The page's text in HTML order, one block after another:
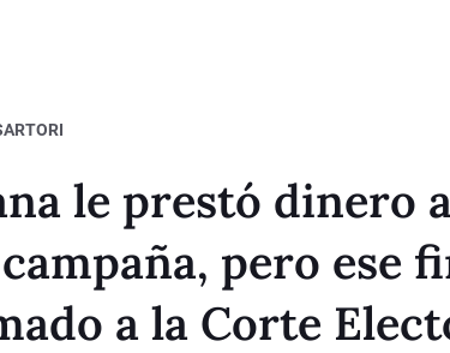
le prestó dinero
pero ese
a la Corte